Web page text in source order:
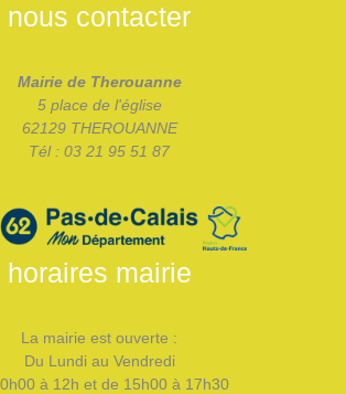
nous contacter
Mairie de Therouanne
5 place de l'église
62129 THEROUANNE
Tél : 03 21 95 51 87
horaires mairie
La mairie est ouverte :
Du Lundi au Vendredi
à 12h et de 15h00 à 17h30